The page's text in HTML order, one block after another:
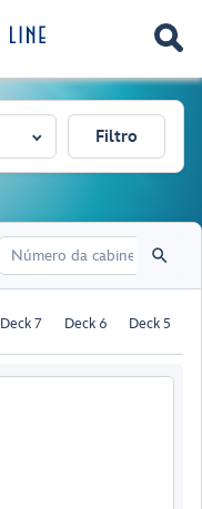
Filtro
Deck 7 Deck 6 Deck 5